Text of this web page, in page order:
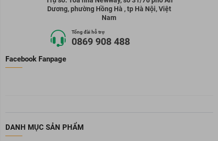
Dương, phường Hồng Hà , tp Hà Nội, Việt
Nam
Tổng đài hỗ trợ
0869 908 488
Facebook Fanpage
DANH MỤC SẢN PHẨM